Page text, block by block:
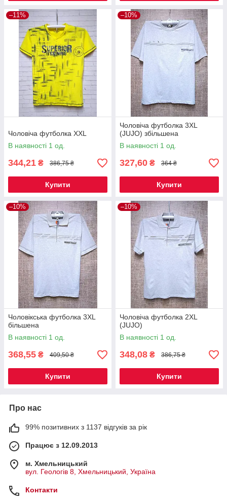
–11%
Чоловіча футболка XXL
В наявності 1 од.
344,21 ₴ 386,75 ₴
Купити
–10%
Чоловіча футболка 3XL
(JUJO) збільшена
В наявності 1 од.
327,60 ₴ 364 ₴
Купити
–10%
Чоловікська футболка 3XL
більшена
В наявності 1 од.
368,55 ₴ 409,50 ₴
Купити
–10%
Чоловіча футболка 2XL
(JUJO)
В наявності 1 од.
348,08 ₴ 386,75 ₴
Купити
Про нас
99% позитивних з 1137 відгуків за рік
Працює з 12.09.2013
м. Хмельницький
вул. Геологів 8, Хмельницький, Україна
Контакти